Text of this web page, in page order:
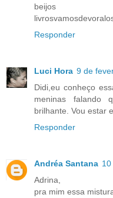
beijos
Responder
Luci Hora 9 de
Didi,eu conheço
meninas falando
brilhante. Vou estar
Responder
Andréa Santana
Adrina,
pra mim essa